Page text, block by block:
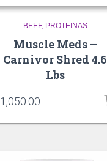
BEEF PROTEINAS
Muscle Meds –
Carnivor Shred 4.6
Lbs
1,050.00